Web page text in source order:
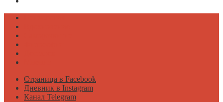
Страница в Facebook
Дневник в Instagram
Канал Telegram